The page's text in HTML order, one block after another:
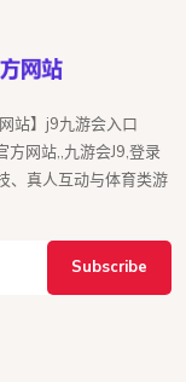
站】j9九游会入口
方网站,,九游会J9,登录
、真人互动与体育类游
Subscribe